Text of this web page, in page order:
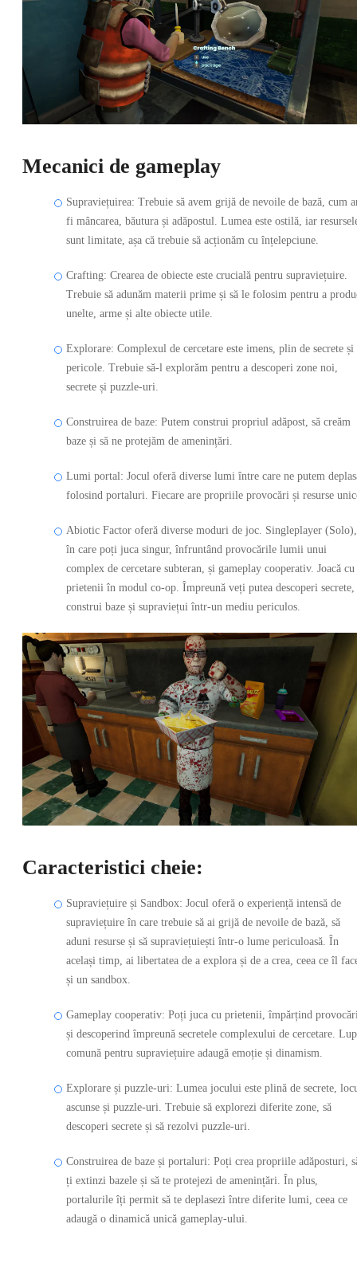
Mecanici de gameplay
Supraviețuirea: Trebuie să avem grijă de nevoile de bază, cum
fi mâncarea, băutura și adăpostul. Lumea este ostilă, iar
sunt limitate, așa că trebuie să acționăm cu înțelepciune.
Crafting: Crearea de obiecte este crucială pentru supraviețuire.
Trebuie să adunăm materii prime și să le folosim pentru a
unelte, arme și alte obiecte utile.
Explorare: Complexul de cercetare este imens, plin de secrete și
pericole. Trebuie să-l explorăm pentru a descoperi zone noi,
secrete și puzzle-uri.
Construirea de baze: Putem construi propriul adăpost, să creăm
baze și să ne protejăm de amenințări.
Lumi portal: Jocul oferă diverse lumi între care ne putem
folosind portaluri. Fiecare are propriile provocări și resurse
Abiotic Factor oferă diverse moduri de joc. Singleplayer (Solo),
în care poți juca singur, înfruntând provocările lumii unui
complex de cercetare subteran, și gameplay cooperativ. Joacă cu
prietenii în modul co-op. Împreună veți putea descoperi secrete,
construi baze și supraviețui într-un mediu periculos.
Caracteristici cheie:
Supraviețuire și Sandbox: Jocul oferă o experiență intensă de
supraviețuire în care trebuie să ai grijă de nevoile de bază, să
aduni resurse și să supraviețuiești într-o lume periculoasă. În
același timp, ai libertatea de a explora și de a crea, ceea ce îl
și un sandbox.
Gameplay cooperativ: Poți juca cu prietenii, împărțind
și descoperind împreună secretele complexului de cercetare.
comună pentru supraviețuire adaugă emoție și dinamism.
Explorare și puzzle-uri: Lumea jocului este plină de secrete,
ascunse și puzzle-uri. Trebuie să explorezi diferite zone, să
descoperi secrete și să rezolvi puzzle-uri.
Construirea de baze și portaluri: Poți crea propriile adăposturi,
ți extinzi bazele și să te protejezi de amenințări. În plus,
portalurile îți permit să te deplasezi între diferite lumi, ceea ce
adaugă o dinamică unică gameplay-ului.